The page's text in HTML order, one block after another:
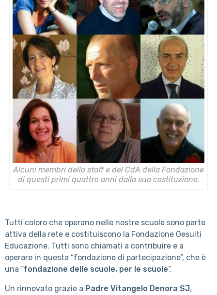
Alcuni membri dello staff e del CdA della Fondazione
di questi primi quattro anni dalla sua costituzione.
Tutti coloro che operano nelle nostre scuole sono parte
attiva della rete e costituiscono la Fondazione Gesuiti
Educazione. Tutti sono chiamati a contribuire e a
operare in questa “fondazione di partecipazione”, che è
una “fondazione delle scuole, per le scuole“.
Un rinnovato grazie a Padre Vitangelo Denora SJ,